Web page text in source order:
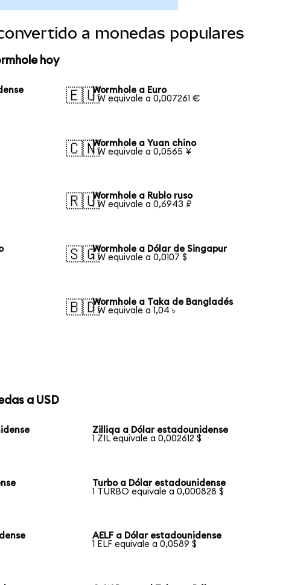
a monedas populares
hoy
🇪🇺Wormhole a Euro
1 W equivale a 0,007261 €
🇨🇳Wormhole a Yuan chino
1 W equivale a 0,0565 ¥
🇷🇺Wormhole a Rublo ruso
1 W equivale a 0,6943 ₽
🇸🇬Wormhole a Dólar de Singapur
1 W equivale a 0,0107 $
🇧🇩Wormhole a Taka de Bangladés
1 W equivale a 1,04 ৳
a USD
Zilliqa a Dólar estadounidense
1 ZIL equivale a 0,002612 $
Turbo a Dólar estadounidense
1 TURBO equivale a 0,000828 $
AELF a Dólar estadounidense
1 ELF equivale a 0,0589 $